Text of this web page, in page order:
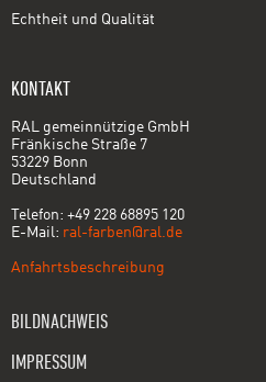
Echtheit und Qualität
KONTAKT
RAL gemeinnützige GmbH
Fränkische Straße 7
53229 Bonn
Deutschland
Telefon: +49 228 68895 120
E-Mail: ral-farben@ral.de
Anfahrtsbeschreibung
BILDNACHWEIS
IMPRESSUM